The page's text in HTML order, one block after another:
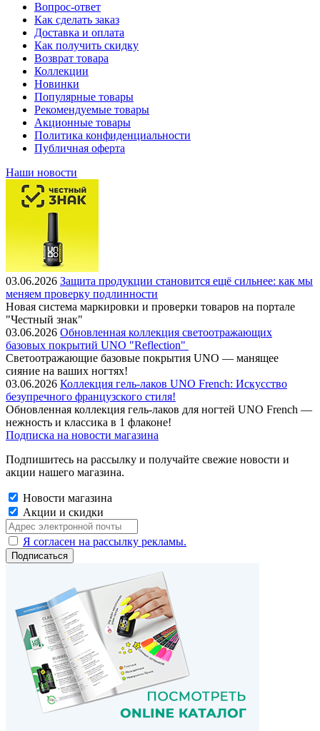
Вопрос-ответ
Как сделать заказ
Доставка и оплата
Как получить скидку
Возврат товара
Коллекции
Новинки
Популярные товары
Рекомендуемые товары
Акционные товары
Политика конфиденциальности
Публичная оферта
Наши новости
03.06.2026 Защита продукции становится ещё сильнее: как мы
меняем проверку подлинности
Новая система маркировки и проверки товаров на портале
"Честный знак"
03.06.2026 Обновленная коллекция светоотражающих
базовых покрытий UNO "Reflection"
Cветоотражающие базовые покрытия UNO — манящее
сияние на ваших ногтях!
03.06.2026 Коллекция гель-лаков UNO French: Искусство
безупречного французского стиля!
Обновленная коллекция гель-лаков для ногтей UNO French —
нежность и классика в 1 флаконе!
Подписка на новости магазина
Подпишитесь на рассылку и получайте свежие новости и
акции нашего магазина.
Новости магазина
Акции и скидки
Я согласен на рассылку рекламы.